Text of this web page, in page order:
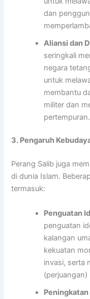
dan
Aliansi dan
seringkali
negara
untuk
membantu
militer dan
pertempuran.
3. Pengaruh
Perang Salib juga
di dunia Islam.
termasuk:
Penguatan
penguatan
kalangan
kekuatan
invasi, serta